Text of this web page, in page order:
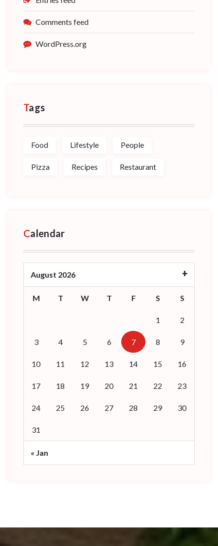
Comments feed
WordPress.org
Tags
Food Lifestyle People
Pizza Recipes Restaurant
Calendar
August 2026
M T W T F S S
1 2
3 4 5 6 7 8 9
10 11 12 13 14 15 16
17 18 19 20 21 22 23
24 25 26 27 28 29 30
31
« Jan